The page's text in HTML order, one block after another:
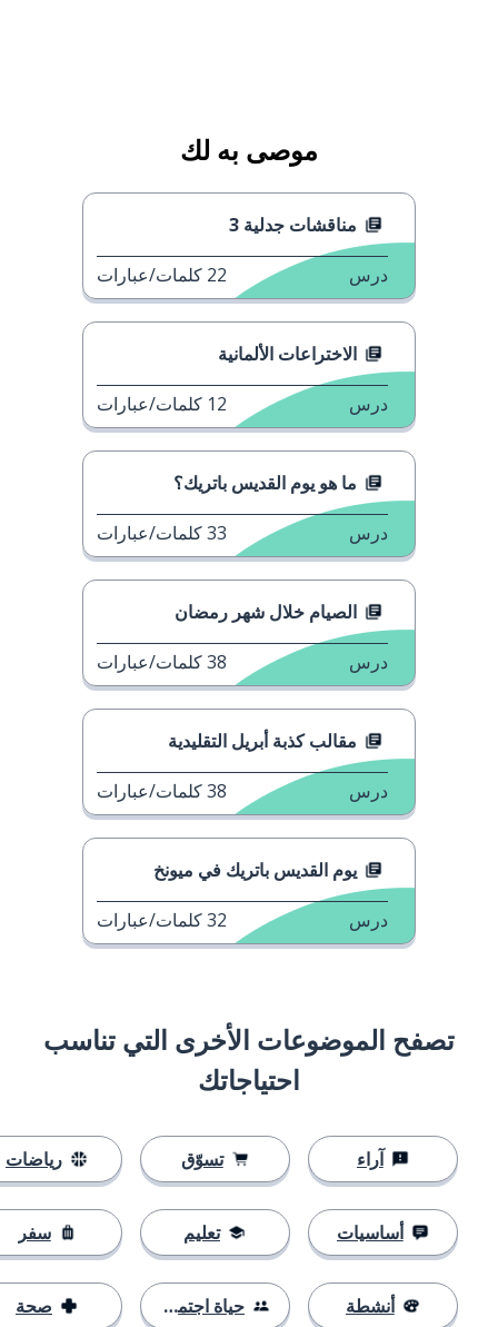
موصى به لك
مناقشات جدلية 3
درس 22 كلمات/عبارات
الاختراعات الألمانية
درس 12 كلمات/عبارات
ما هو يوم القديس باتريك؟
درس 33كلمات/عبارات
الصيام خلال شهر رمضان
درس 38كلمات/عبارات
مقالب كذبة أبريل التقليدية
درس 38كلمات/عبارات
يوم القديس باتريك في ميونخ
درس 32كلمات/عبارات
تصفح الموضوعات الأخرى التي تناسب
احتياجاتك
آراء
أساسيات
أنشطة
تسوّق
تعليم
حياة اجتماعية
رياضات
سفر
صحة